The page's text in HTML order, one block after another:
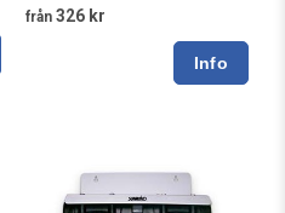
från 326 kr